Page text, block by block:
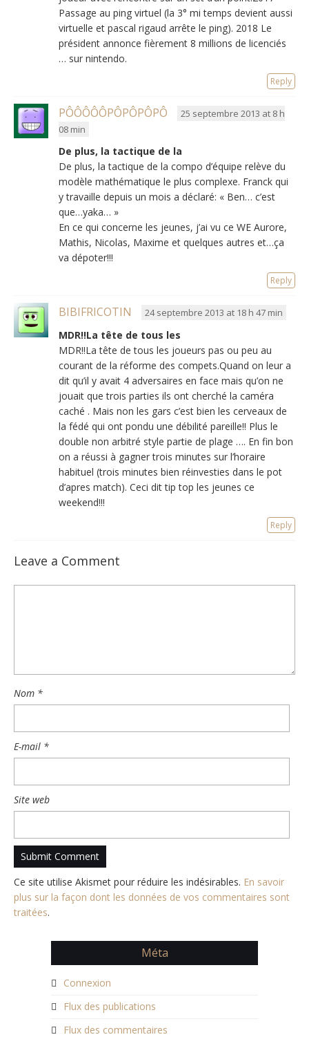
Passage au ping virtuel (la 3° mi temps devient aussi
virtuelle et pascal rigaud arrête le ping). 2018 Le
président annonce fièrement 8 millions de licenciés
… sur nintendo.
Reply
PÔÔÔÔÔPÔPÔPÔPÔ
25 septembre 2013 at 8 h
08 min
De plus, la tactique de la
De plus, la tactique de la compo d’équipe relève du
modèle mathématique le plus complexe. Franck qui
y travaille depuis un mois a déclaré: « Ben… c’est
que…yaka… »
En ce qui concerne les jeunes, j’ai vu ce WE Aurore,
Mathis, Nicolas, Maxime et quelques autres et…ça
va dépoter!!!
Reply
BIBIFRICOTIN 24 septembre 2013 at 18 h 47 min
MDR!!La tête de tous les
MDR!!La tête de tous les joueurs pas ou peu au
courant de la réforme des compets.Quand on leur a
dit qu’il y avait 4 adversaires en face mais qu’on ne
jouait que trois parties ils ont cherché la caméra
caché . Mais non les gars c’est bien les cerveaux de
la fédé qui ont pondu une débilité pareille!! Plus le
double non arbitré style partie de plage …. En fin bon
on a réussi à gagner trois minutes sur l’horaire
habituel (trois minutes bien réinvesties dans le pot
d’apres match). Ceci dit tip top les jeunes ce
weekend!!!
Reply
Leave a Comment
Nom *
E-mail *
Site web
Ce site utilise Akismet pour réduire les indésirables. En savoir
plus sur la façon dont les données de vos commentaires sont
traitées.
Méta
Connexion
Flux des publications
Flux des commentaires